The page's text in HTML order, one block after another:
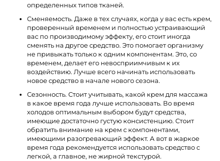
определенных типов тканей.
Сменяемость. Даже в тех случаях, когда у вас есть крем,
проверенный временем и полностью устраивающий
вас по производимому эффекту, его стоит иногда
сменять на другое средство. Это помогает организму
не привыкать только к одним компонентам. Это, со
временем, делает его невосприимчивым к их
воздействию. Лучше всего начинать использовать
новое средство в начале нового сезона.
Сезонность. Стоит учитывать, какой крем для массажа
в какое время года лучше использовать. Во время
холодов оптимальным выбором будут средства,
имеющие достаточно густую консистенцию. Стоит
обратить внимание на крем с компонентами,
имеющими разогревающий эффект. А вот в жаркое
время года рекомендуется использовать средство с
легкой, а главное, не жирной текстурой.